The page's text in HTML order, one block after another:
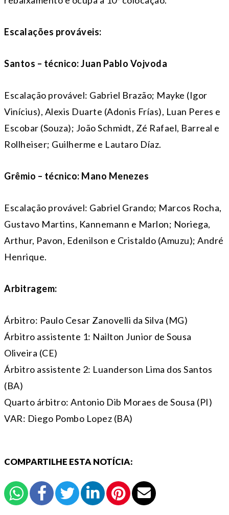
Escalações prováveis:
Santos – técnico: Juan Pablo Vojvoda
Escalação provável: Gabriel Brazão; Mayke (Igor
Vinícius), Alexis Duarte (Adonis Frías), Luan Peres e
Escobar (Souza); João Schmidt, Zé Rafael, Barreal e
Rollheiser; Guilherme e Lautaro Díaz.
Grêmio – técnico: Mano Menezes
Escalação provável: Gabriel Grando; Marcos Rocha,
Gustavo Martins, Kannemann e Marlon; Noriega,
Arthur, Pavon, Edenilson e Cristaldo (Amuzu); André
Henrique.
Arbitragem:
Árbitro: Paulo Cesar Zanovelli da Silva (MG)
Árbitro assistente 1: Nailton Junior de Sousa
Oliveira (CE)
Árbitro assistente 2: Luanderson Lima dos Santos
(BA)
Quarto árbitro: Antonio Dib Moraes de Sousa (PI)
VAR: Diego Pombo Lopez (BA)
COMPARTILHE ESTA NOTÍCIA: